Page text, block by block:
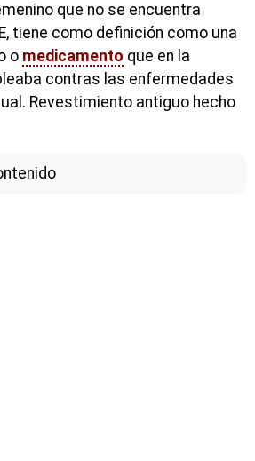
que no se encuentra
tiene como definición como una
o medicamento que en la
contras las enfermedades
Revestimiento antiguo hecho